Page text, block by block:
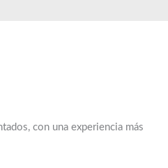
con una experiencia más